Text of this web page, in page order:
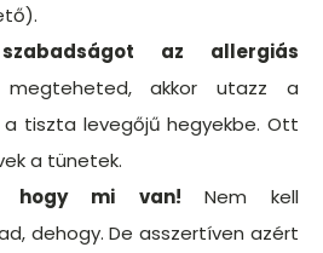
az allergiás
akkor utazz a
tiszta levegőjű hegyekbe. Ott
a tünetek.
hogy mi van! Nem kell
dehogy. De asszertíven azért